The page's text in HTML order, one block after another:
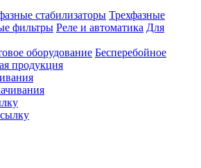
стабилизаторы Трехфазные
фильтры Реле и автоматика Для
оборудование Бесперебойное
продукция